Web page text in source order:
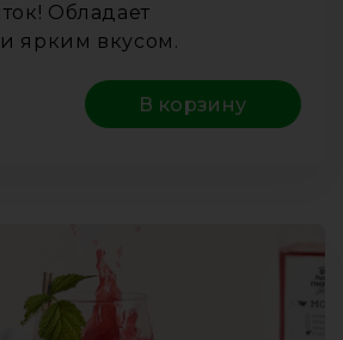
Обладает
ярким вкусом.
В корзину